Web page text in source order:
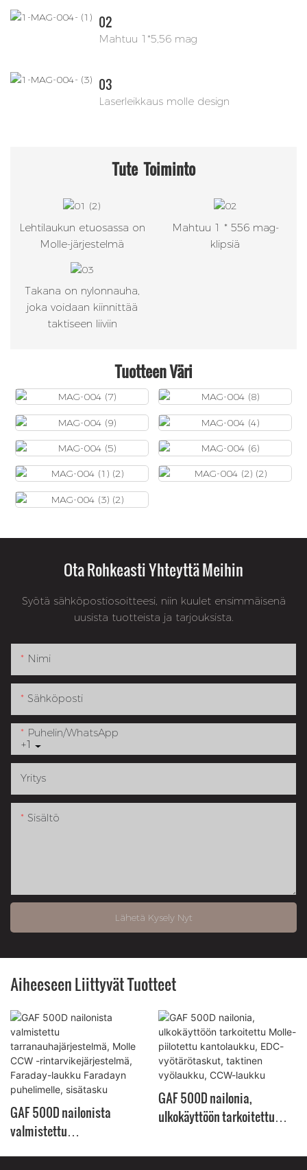
02
Mahtuu 1*5,56 mag
03
Laserleikkaus molle design
Tute Toiminto
Lehtilaukun etuosassa on
Molle-järjestelmä
Mahtuu 1 * 556 mag-
klipsiä
Takana on nylonnauha,
joka voidaan kiinnittää
taktiseen liiviin
Tuotteen Väri
Ota Rohkeasti Yhteyttä Meihin
Syötä sähköpostiosoitteesi, niin kuulet ensimmäisenä
uusista tuotteista ja tarjouksista.
Nimi
Sähköposti
+1
Puhelin/WhatsApp
Yritys
Sisältö
Lähetä Kysely Nyt
Aiheeseen Liittyvät Tuotteet
GAF 500D nailonista
valmistettu
GAF 500D nailonia,
ulkokäyttöön tarkoitettu
EDC-vyötärötaskut, taktinen